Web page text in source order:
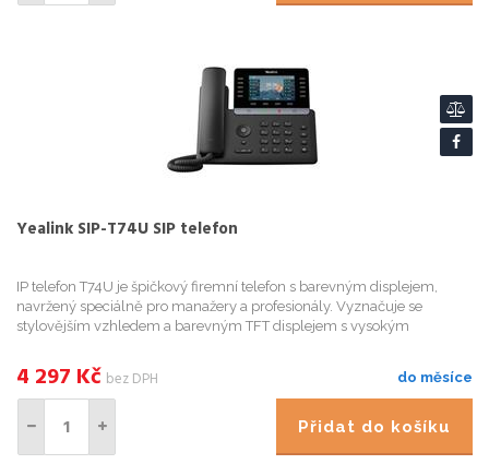
Yealink SIP-T74U SIP telefon
IP telefon T74U je špičkový firemní telefon s barevným displejem,
navržený speciálně pro manažery a profesionály. Vyznačuje se
stylovějším vzhledem a barevným TFT displejem s vysokým
do měsíce
4 297 Kč bez DPH
Přidat do košíku